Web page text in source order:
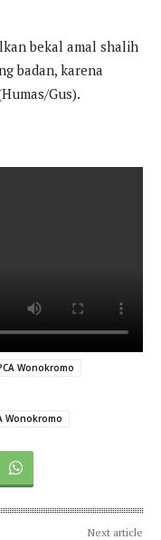
bekal amal shalih
badan, karena
Gus).
Wonokromo
Wonokromo
Next article